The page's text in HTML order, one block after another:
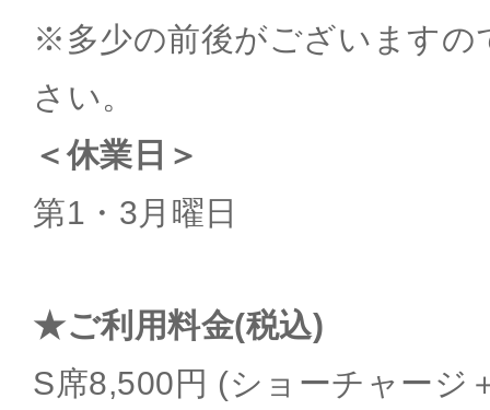
※多少の前後がございますの
さい。
＜休業日＞
第1・3月曜日
★ご利用料金(税込)
S席8,500円 (ショーチャージ